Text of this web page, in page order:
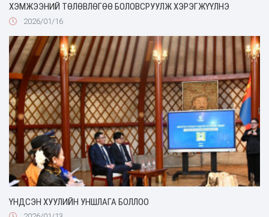
ХЭМЖЭЭНИЙ ТӨЛӨВЛӨГӨӨ БОЛОВСРУУЛЖ ХЭРЭГЖҮҮЛНЭ
2026/01/16
ҮНДСЭН ХУУЛИЙН УНШЛАГА БОЛЛОО